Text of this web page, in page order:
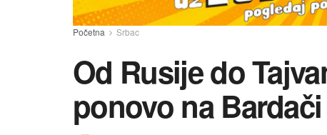
Početna Srbac
Od Rusije do
ponovo na Bardači